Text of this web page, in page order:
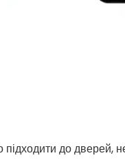
до дверей, не